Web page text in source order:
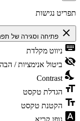
תפריט נגישות
close פתיחה וסגירה של
keyboard ניווט מקלדת
visibility_off ביטול אנימציות /
nights_stay
Contrast
format_size הגדלת טקסט
text_fields הקטנת טקסט
font_download גופן קריא